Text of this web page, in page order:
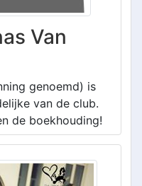
Van
genoemd) is
van de club.
de boekhouding!